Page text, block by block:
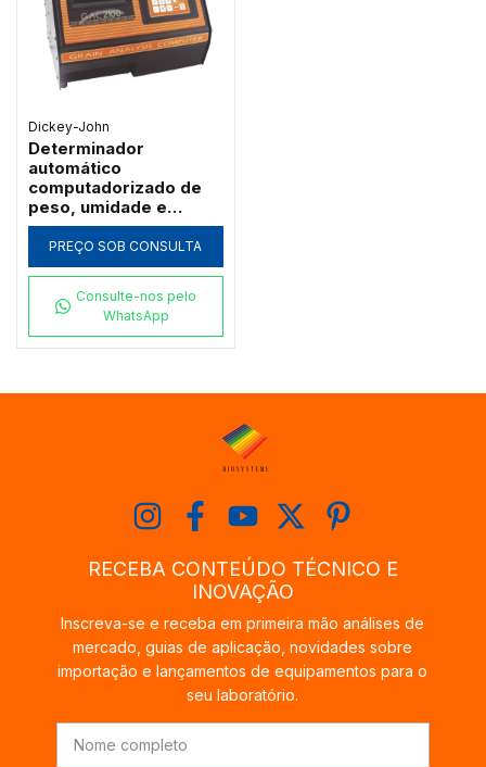
Dickey-John
Determinador
automático
computadorizado de
peso, umidade e
temperatura em grãos
- GAC 2100-Agri
PREÇO SOB CONSULTA
Consulte-nos pelo
WhatsApp
RECEBA CONTEÚDO TÉCNICO E
INOVAÇÃO
Inscreva-se e receba em primeira mão análises de
mercado, guias de aplicação, novidades sobre
importação e lançamentos de equipamentos para o
seu laboratório.